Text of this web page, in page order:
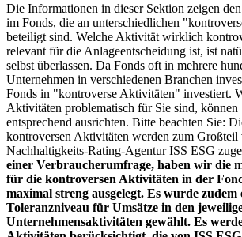
Die Informationen in dieser Sektion zeigen
im Fonds, die an unterschiedlichen
beteiligt sind. Welche Aktivität wirklich
relevant für die Anlageentscheidung ist, ist
selbst überlassen. Da Fonds oft in mehrere
Unternehmen in verschiedenen Branchen
Fonds in "kontroverse Aktivitäten" investiert.
Aktivitäten problematisch für Sie sind, können
entsprechend ausrichten. Bitte beachten Sie:
kontroversen Aktivitäten werden zum Großteil
Nachhaltigkeits-Rating-Agentur ISS ESG
einer Verbraucherumfrage, haben wir die
für die kontroversen Aktivitäten in der
maximal streng ausgelegt. Es wurde zudem
Toleranzniveau für Umsätze in den
Unternehmensaktivitäten gewählt. Es